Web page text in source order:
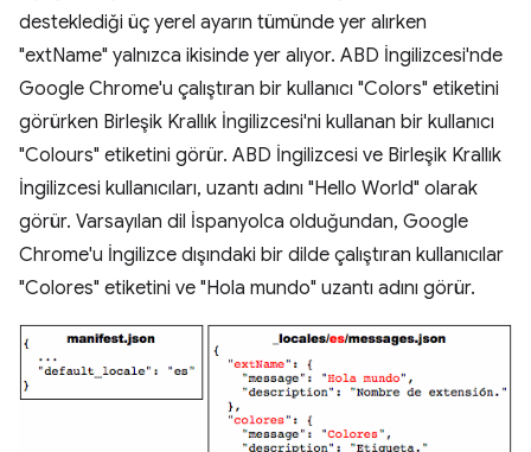
desteklediği üç yerel ayarın tümünde yer alırken
"extName" yalnızca ikisinde yer alıyor. ABD İngilizcesi'nde
Google Chrome'u çalıştıran bir kullanıcı "Colors" etiketini
görürken Birleşik Krallık İngilizcesi'ni kullanan bir kullanıcı
"Colours" etiketini görür. ABD İngilizcesi ve Birleşik Krallık
İngilizcesi kullanıcıları, uzantı adını "Hello World" olarak
görür. Varsayılan dil İspanyolca olduğundan, Google
Chrome'u İngilizce dışındaki bir dilde çalıştıran kullanıcılar
"Colores" etiketini ve "Hola mundo" uzantı adını görür.